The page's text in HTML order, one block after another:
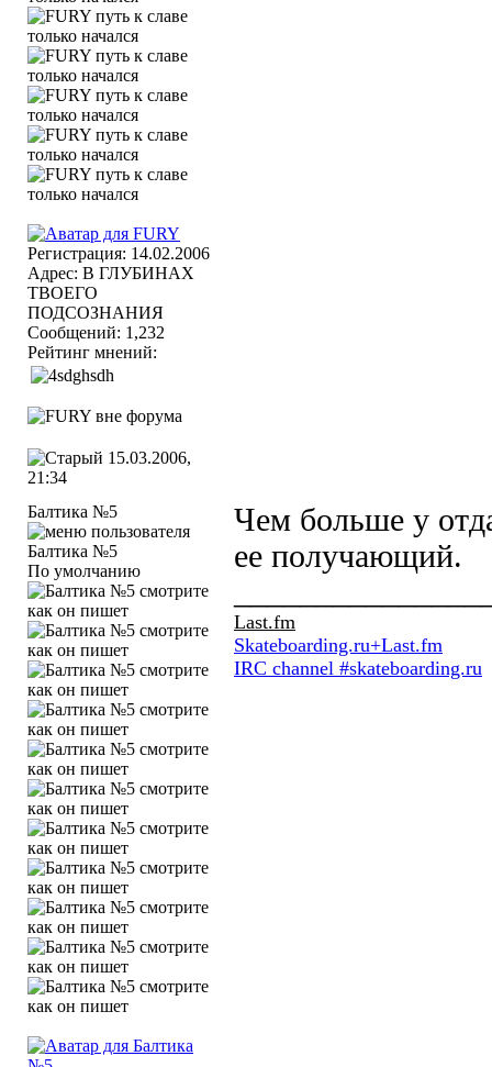
Регистрация: 14.02.2006
Адрес: В ГЛУБИНАХ
ТВОЕГО
ПОДСОЗНАНИЯ
Сообщений: 1,232
Рейтинг мнений:
15.03.2006,
21:34
Балтика №5
По умолчанию
Чем больше у
ее получающий.
Last.fm
Skateboarding.ru+Last.fm
IRC channel #skateboarding.ru